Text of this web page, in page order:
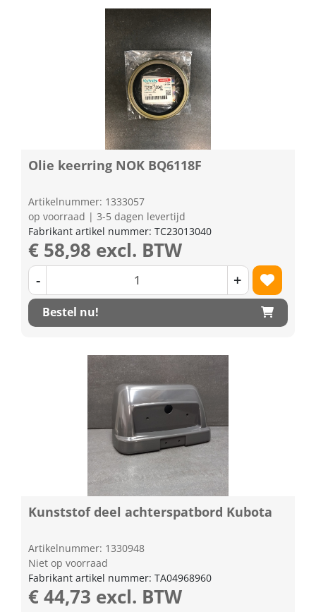
Olie keerring NOK BQ6118F
Artikelnummer: 1333057
op voorraad | 3-5 dagen levertijd
Fabrikant artikel nummer: TC23013040
€ 58,98 excl. BTW
- +
Bestel nu!
Kunststof deel achterspatbord Kubota
Artikelnummer: 1330948
Niet op voorraad
Fabrikant artikel nummer: TA04968960
€ 44,73 excl. BTW